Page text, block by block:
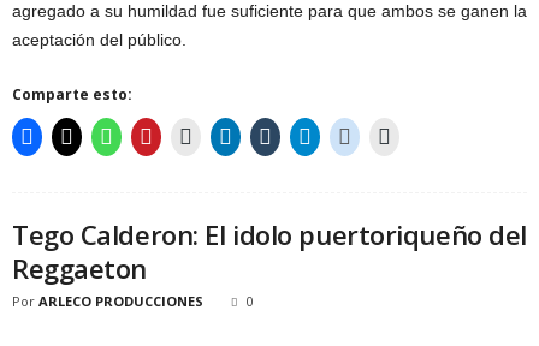
agregado a su humildad fue suficiente para que ambos se ganen la
aceptación del público.
Comparte esto:
Tego Calderon: El idolo puertoriqueño del
Reggaeton
Por ARLECO PRODUCCIONES 0